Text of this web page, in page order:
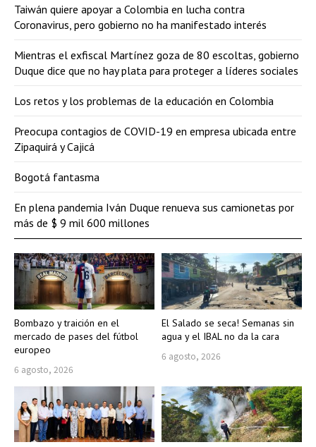
Bombazo y traición en el
mercado de pases del fútbol
europeo
6 agosto, 2026
El Salado se seca! Semanas sin
agua y el IBAL no da la cara
6 agosto, 2026
Taiwán quiere apoyar a Colombia en lucha contra
Coronavirus, pero gobierno no ha manifestado interés
Mientras el exfiscal Martínez goza de 80 escoltas, gobierno
Duque dice que no hay plata para proteger a líderes sociales
Los retos y los problemas de la educación en Colombia
Preocupa contagios de COVID-19 en empresa ubicada entre
Zipaquirá y Cajicá
Bogotá fantasma
En plena pandemia Iván Duque renueva sus camionetas por
más de $ 9 mil 600 millones